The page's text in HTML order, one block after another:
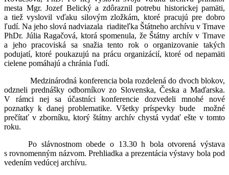
mesta Mgr. Jozef Belický a zdôraznil potrebu historickej pamäti,
a tiež vyslovil vďaku silovým zložkám, ktoré pracujú pre dobro
ľudí. Na jeho slová nadviazala riaditeľka Štátneho archívu v Trnave
PhDr. Júlia Ragačová, ktorá spomenula, že Štátny archív v Trnave
a jeho pracoviská sa snažia tento rok o organizovanie takých
podujatí, ktoré poukazujú na prácu organizácií, ktoré od nepamäti
cielene pomáhajú a chránia ľudí.
Medzinárodná konferencia bola rozdelená do dvoch blokov,
odzneli prednášky odborníkov zo Slovenska, Česka a Maďarska.
V rámci nej sa účastníci konferencie dozvedeli mnohé nové
poznatky k danej problematike. Všetky príspevky bude možné
prečítať v zborníku, ktorý štátny archív chystá vydať ešte v tomto
roku.
Po slávnostnom obede o 13.30 h bola otvorená výstava
s rovnomenným názvom. Prehliadka a prezentácia výstavy bola pod
vedením vedúcej archívu.